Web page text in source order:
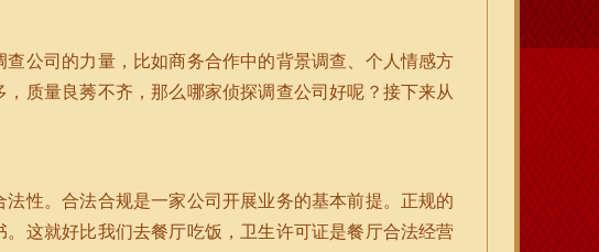
公司的力量，比如商务合作中的背景调查、个人情感方
质量良莠不齐，那么哪家侦探调查公司好呢？接下来从
性。合法合规是一家公司开展业务的基本前提。正规的
这就好比我们去餐厅吃饭，卫生许可证是餐厅合法经营